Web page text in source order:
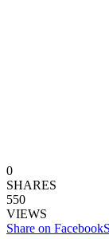
0
SHARES
550
VIEWS
Share on Facebook